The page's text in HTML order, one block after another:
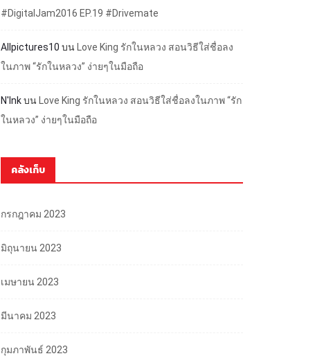
#DigitalJam2016 EP.19 #Drivemate
Allpictures10 บนLove King รักในหลวง สอนวิธีใส่ชื่อลง
ในภาพ “รักในหลวง” ง่ายๆในมือถือ
N'InkบนLove King รักในหลวง สอนวิธีใส่ชื่อลงในภาพ “รัก
ในหลวง” ง่ายๆในมือถือ
คลังเก็บ
กรกฎาคม 2023
มิถุนายน 2023
เมษายน 2023
มีนาคม 2023
กุมภาพันธ์ 2023